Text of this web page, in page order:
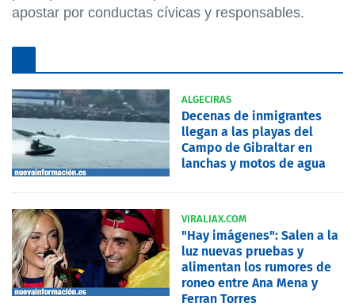
apostar por conductas cívicas y responsables.
ALGECIRAS
Decenas de inmigrantes
llegan a las playas del
Campo de Gibraltar en
lanchas y motos de agua
VIRALIAX.COM
"Hay imágenes": Salen a la
luz nuevas pruebas y
alimentan los rumores de
roneo entre Ana Mena y
Ferran Torres